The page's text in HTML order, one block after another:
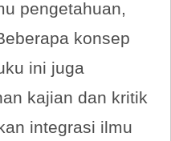
pengetahuan,
konsep
ini juga
kajian dan kritik
integrasi ilmu